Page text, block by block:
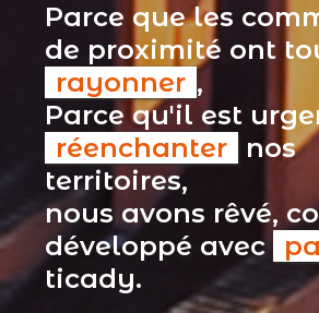
Parce que les
de proximité ont
rayonner ,
Parce qu'il est
réenchanter
nos
territoires,
nous avons rêvé,
développé avec
ticady.